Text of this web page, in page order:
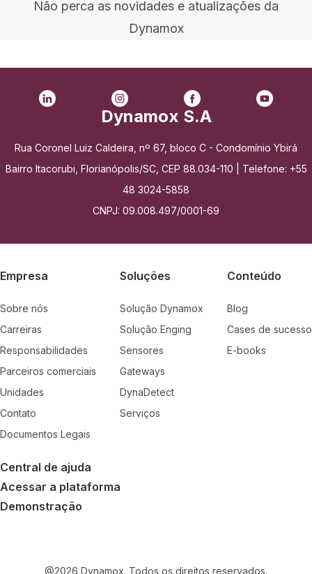
Não perca as novidades e atualizações da
Dynamox
Dynamox S.A
Rua Coronel Luiz Caldeira, nº 67, bloco C - Condomínio Ybirá
Bairro Itacorubi, Florianópolis/SC, CEP 88.034-110 | Telefone: +55
48 3024-5858
CNPJ: 09.008.497/0001-69
Empresa
Sobre nós
Carreiras
Responsabilidades
Parceiros comerciais
Unidades
Contato
Documentos Legais
Soluções
Solução Dynamox
Solução Enging
Sensores
Gateways
DynaDetect
Serviços
Conteúdo
Blog
Cases de sucesso
E-books
Central de ajuda
Acessar a plataforma
Demonstração
@2026 Dynamox. Todos os direitos reservados.